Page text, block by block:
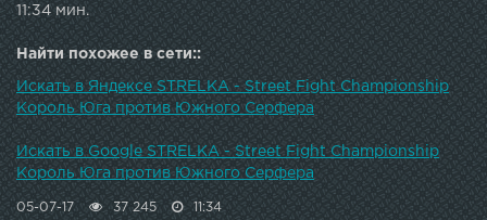
Эти парни таскают ящики до такой степени, что их
мышцы становятся стальными трубами. Смотрим крутой
бой двух Южных парней на Стрелке в Москве.Gorilla
energy drink - официальный напиток чемпионата
СТРЕЛКА Официальная Бритва чемпионата СТРЕЛКА
Партнер турнира - магазин товаров для Единоборств
Спортфайтер Все для единоборств и фитнеса Главный
портал чемпионата СТРЕЛКА Вконтакте:
11:34 мин.
Найти похожее в сети::
Искать в Яндексе STRELKA - Street Fight Championship
Король Юга против Южного Серфера
Искать в Google STRELKA - Street Fight Championship
Король Юга против Южного Серфера
05-07-17 37 245 11:34